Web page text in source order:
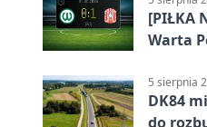
[PIŁKA
Warta
5 sierpnia
DK84
do